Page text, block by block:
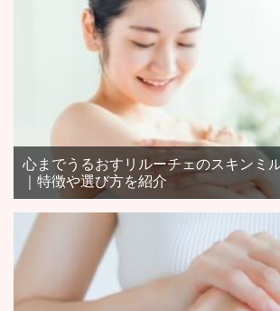
心までうるおすリルーチェのスキンミ
｜特徴や選び方を紹介